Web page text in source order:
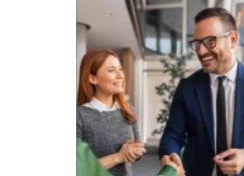
dalagårdar med historia
och vällagad mat skapar
en helhetsupplevelse
som många söker när
vardagen snurrar för
fort. Den som res...